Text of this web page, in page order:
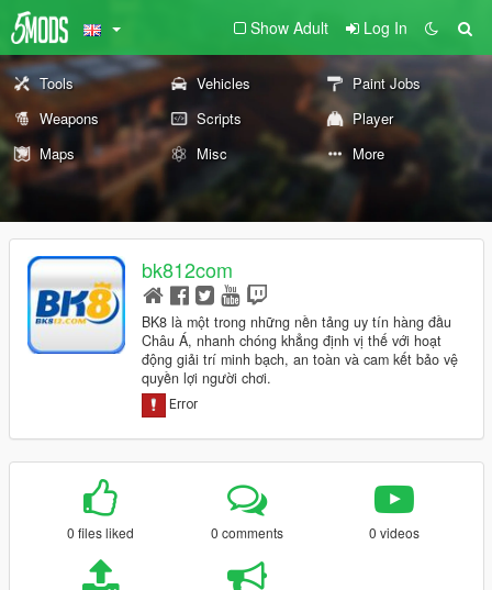
Show Adult Log In
Tools Vehicles
Paint Jobs
Weapons
Scripts
Player
Maps
Misc More
bk812com
BK8 là một trong những nền tảng uy tín hàng đầu
Châu Á, nhanh chóng khẳng định vị thế với hoạt
động giải trí minh bạch, an toàn và cam kết bảo vệ
quyền lợi người chơi.
0 files liked 0 comments 0 videos